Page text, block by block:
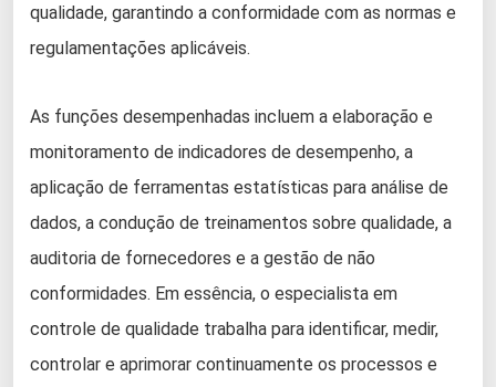
qualidade, garantindo a conformidade com as normas e
regulamentações aplicáveis.
As funções desempenhadas incluem a elaboração e
monitoramento de indicadores de desempenho, a
aplicação de ferramentas estatísticas para análise de
dados, a condução de treinamentos sobre qualidade, a
auditoria de fornecedores e a gestão de não
conformidades. Em essência, o especialista em
controle de qualidade trabalha para identificar, medir,
controlar e aprimorar continuamente os processos e